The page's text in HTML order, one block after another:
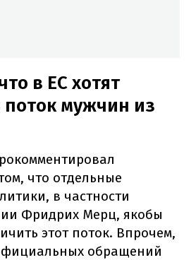
в ЕС хотят
поток мужчин из
что отдельные
в частности
Фридрих Мерц, якобы
этот поток. Впрочем,
обращений